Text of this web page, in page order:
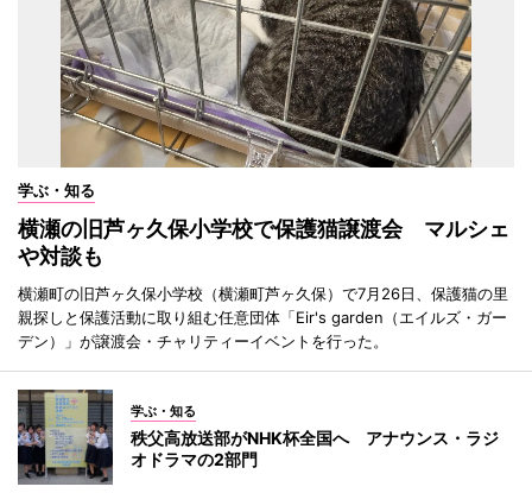
学ぶ・知る
横瀬の旧芦ヶ久保小学校で保護猫譲渡会 マルシェ
や対談も
横瀬町の旧芦ヶ久保小学校（横瀬町芦ヶ久保）で7月26日、保護猫の里
親探しと保護活動に取り組む任意団体「Eir's garden（エイルズ・ガー
デン）」が譲渡会・チャリティーイベントを行った。
学ぶ・知る
秩父高放送部がNHK杯全国へ アナウンス・ラジ
オドラマの2部門